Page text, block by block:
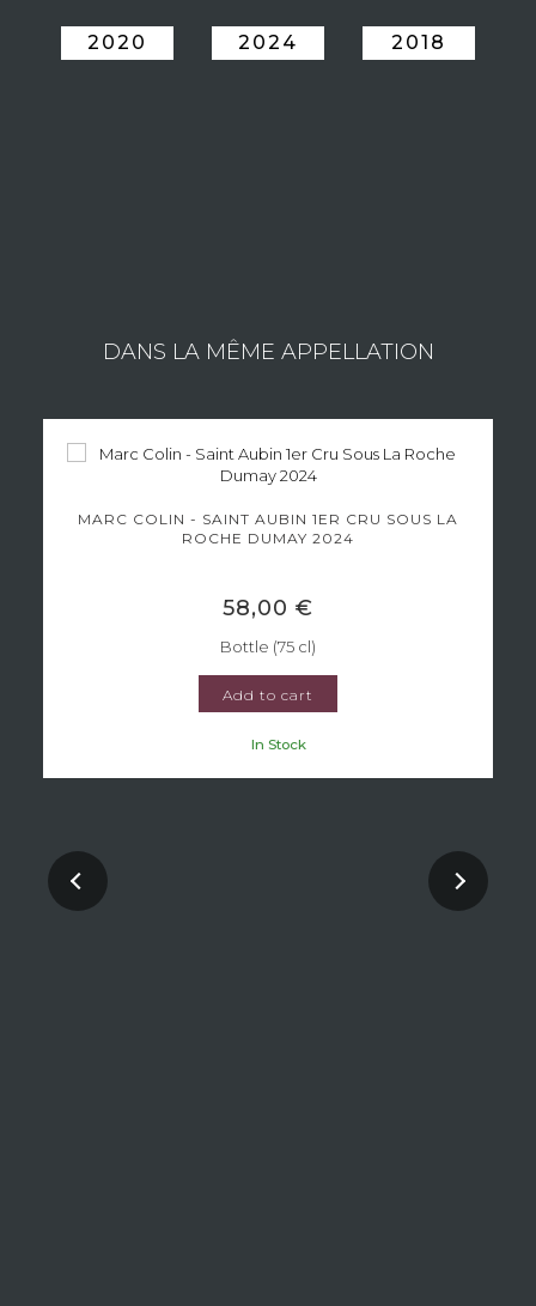
2020 2024 2018
DANS LA MÊME APPELLATION
MARC COLIN - SAINT AUBIN 1ER CRU SOUS LA
ROCHE DUMAY 2024
58,00 €
Bottle (75 cl)
Add to cart
In Stock